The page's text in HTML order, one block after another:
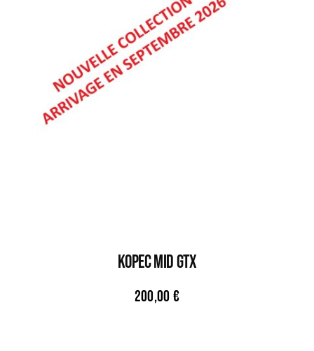
KOPEC MID GTX
200,00 €